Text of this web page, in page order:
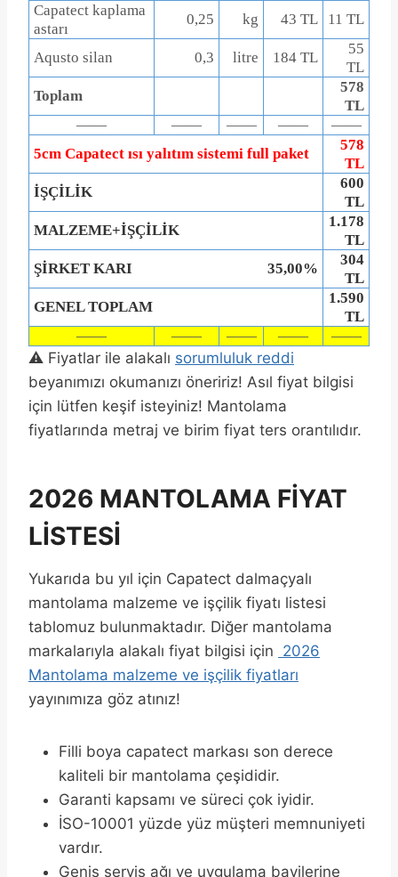
Capatect kaplama
astarı
0,25 kg 43 TL 11 TL
Aqusto silan 0,3 litre 184 TL
55
TL
Toplam
578
TL
——
—— —— ——
——
5cm Capatect ısı yalıtım sistemi full paket
578
TL
İŞÇİLİK
600
TL
MALZEME+İŞÇİLİK
1.178
TL
ŞİRKET KARI
35,00%
304
TL
GENEL TOPLAM
1.590
TL
——
—— —— —— ——
⚠️ Fiyatlar ile alakalı sorumluluk reddi
beyanımızı okumanızı öneririz! Asıl fiyat bilgisi
için lütfen keşif isteyiniz! Mantolama
fiyatlarında metraj ve birim fiyat ters orantılıdır.
2026 MANTOLAMA FİYAT
LİSTESİ
Yukarıda bu yıl için Capatect dalmaçyalı
mantolama malzeme ve işçilik fiyatı listesi
tablomuz bulunmaktadır. Diğer mantolama
markalarıyla alakalı fiyat bilgisi için 2026
Mantolama malzeme ve işçilik fiyatları
yayınımıza göz atınız!
Filli boya capatect markası son derece
kaliteli bir mantolama çeşididir.
Garanti kapsamı ve süreci çok iyidir.
İSO-10001 yüzde yüz müşteri memnuniyeti
vardır.
Geniş servis ağı ve uygulama bayilerine